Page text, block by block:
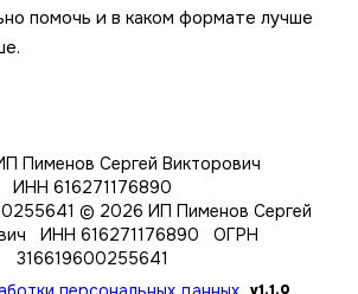
помочь и в каком формате лучше
Пименов Сергей Викторович
ИНН 616271176890
© 2026 ИП Пименов Сергей
ИНН 616271176890 ОГРН
316619600255641
v1.1.0